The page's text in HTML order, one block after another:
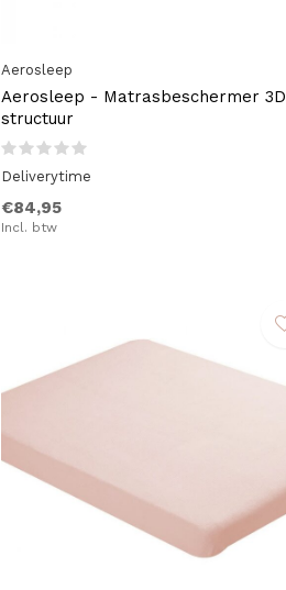
Aerosleep
Aerosleep - Matrasbeschermer 3D
structuur
Deliverytime
€84,95
Incl. btw